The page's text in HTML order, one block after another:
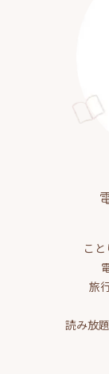
こ
旅
読み放